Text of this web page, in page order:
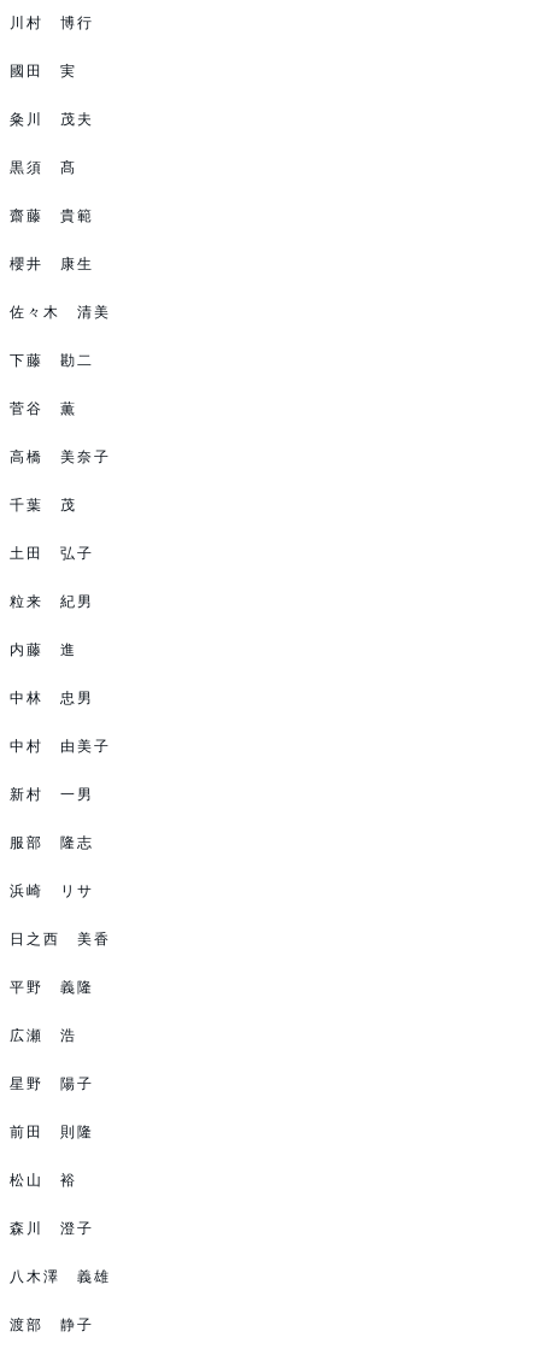
川村 博行
國田 実
粂川 茂夫
黒須 髙
齋藤 貴範
櫻井 康生
佐々木 清美
下藤 勘二
菅谷 薫
高橋 美奈子
千葉 茂
土田 弘子
粒来 紀男
内藤 進
中林 忠男
中村 由美子
新村 一男
服部 隆志
浜崎 リサ
日之西 美香
平野 義隆
広瀬 浩
星野 陽子
前田 則隆
松山 裕
森川 澄子
八木澤 義雄
渡部 静子